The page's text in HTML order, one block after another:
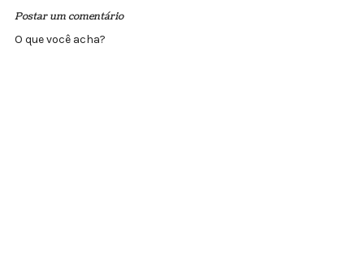
Postar um comentário
O que você acha?